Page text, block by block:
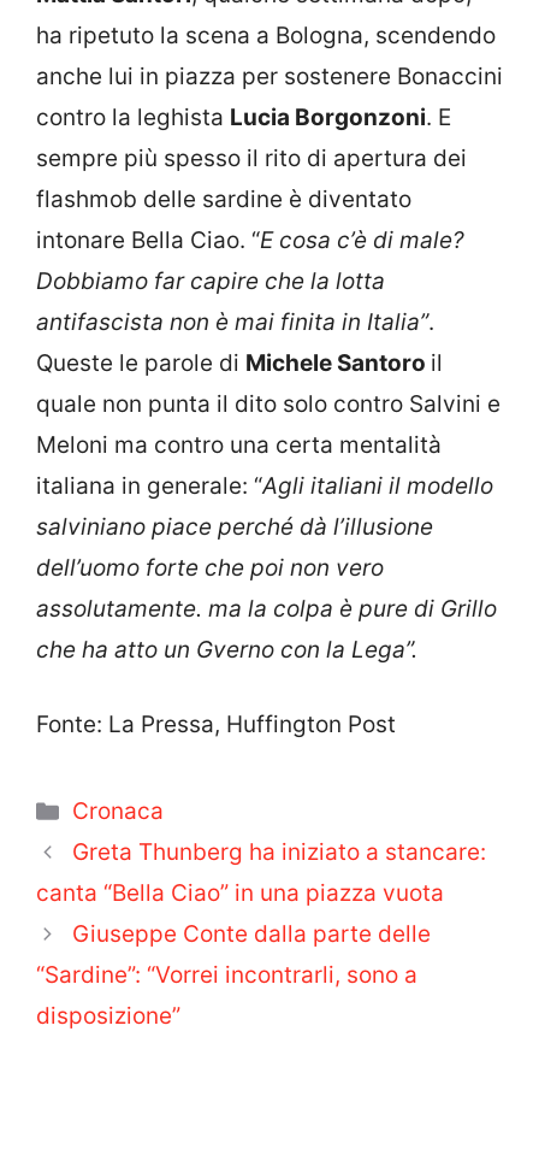
ha ripetuto la scena a Bologna, scendendo
anche lui in piazza per sostenere Bonaccini
contro la leghista Lucia Borgonzoni. E
sempre più spesso il rito di apertura dei
flashmob delle sardine è diventato
intonare Bella Ciao. “E cosa c’è di male?
Dobbiamo far capire che la lotta
antifascista non è mai finita in Italia”.
Queste le parole di Michele Santoro il
quale non punta il dito solo contro Salvini e
Meloni ma contro una certa mentalità
italiana in generale: “Agli italiani il modello
salviniano piace perché dà l’illusione
dell’uomo forte che poi non vero
assolutamente. ma la colpa è pure di Grillo
che ha atto un Gverno con la Lega”.
Fonte: La Pressa, Huffington Post
Categorie
Cronaca
Greta Thunberg ha iniziato a stancare:
canta “Bella Ciao” in una piazza vuota
Giuseppe Conte dalla parte delle
“Sardine”: “Vorrei incontrarli, sono a
disposizione”